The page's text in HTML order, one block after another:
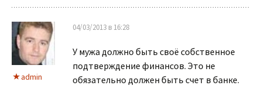
admin
04/03/2013 в 16:28
У мужа должно быть своё собственное
подтверждение финансов. Это не
обязательно должен быть счет в банке.